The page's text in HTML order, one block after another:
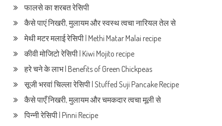
फालसे का शरबत रेसिपी
कैसे पाएं निखरी, मुलायम और स्वस्थ त्वचा नारियल तेल से
मेथी मटर मलाई रेसिपी | Methi Matar Malai recipe
कीवी मोजिटो रेसिपी | Kiwi Mojito recipe
हरे चने के लाभ | Benefits of Green Chickpeas
सूजी भरवां चिल्ला रेसिपी | Stuffed Suji Pancake Recipe
कैसे पाएँ निखरी, मुलायम और चमकदार त्वचा मूली से
पिन्नी रेसिपी | Pinni Recipe